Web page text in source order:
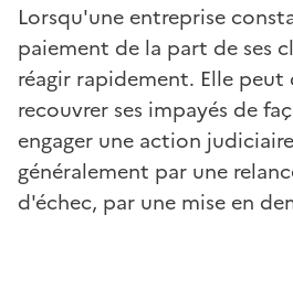
Lorsqu'une entreprise
paiement de la part de ses
réagir rapidement. Elle peut
recouvrer ses impayés de
engager une action
généralement par une
d'échec, par une mise en